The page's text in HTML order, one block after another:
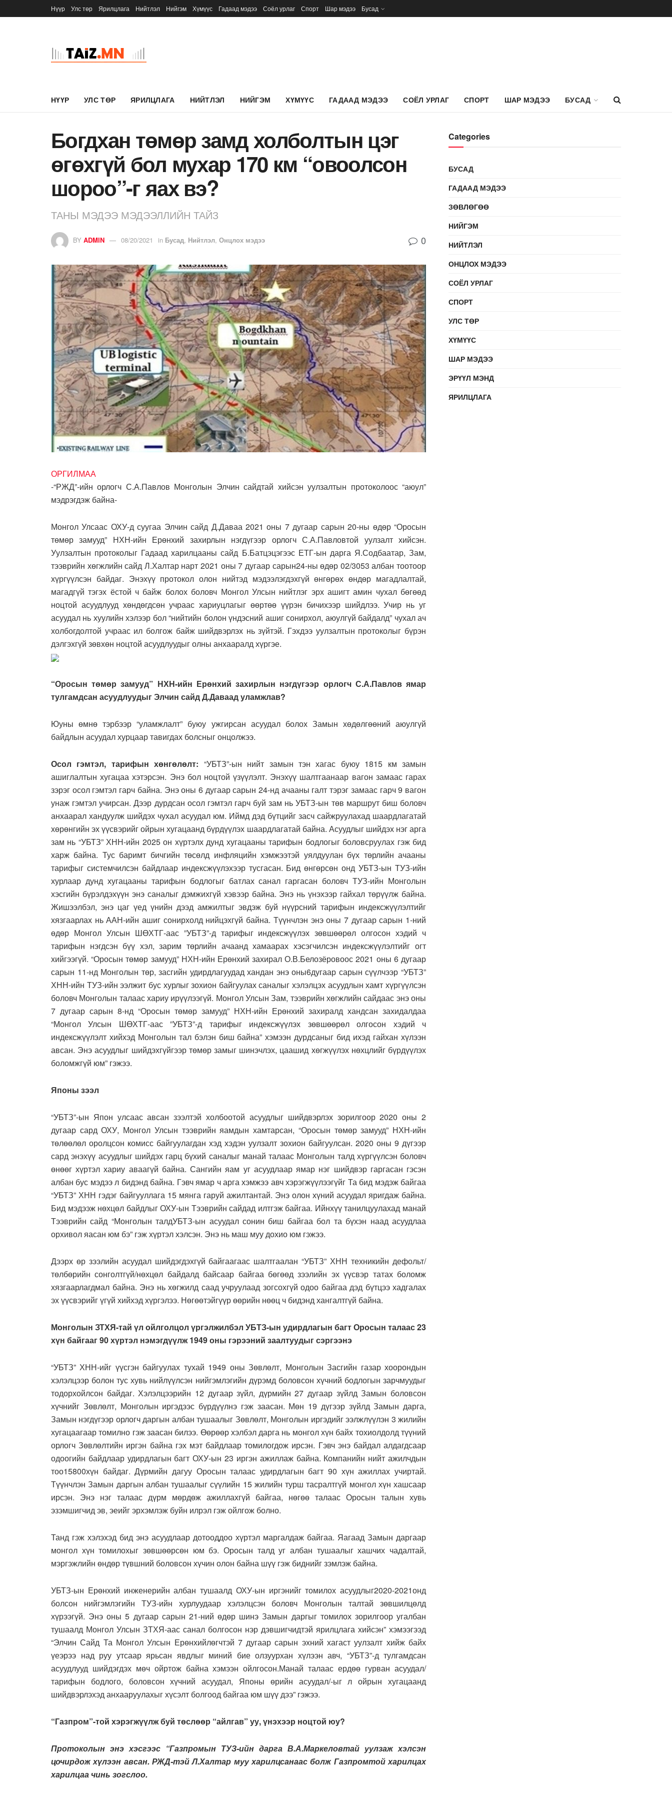
Нүүр Улс төр Ярилцлага Нийтлэл Нийгэм Хүмүүс Гадаад мэдээ Соёл урлаг Спорт Шар мэдээ Бусад
НҮҮР УЛС ТӨР ЯРИЛЦЛАГА НИЙТЛЭЛ НИЙГЭМ ХҮМҮҮС ГАДААД МЭДЭЭ СОЁЛ УРЛАГ СПОРТ ШАР МЭДЭЭ БУСАД
Богдхан төмөр замд холболтын цэг
өгөхгүй бол мухар 170 км “овоолсон
шороо”-г яах вэ?
ТАНЫ МЭДЭЭ МЭДЭЭЛЛИЙН ТАЙЗ
BY ADMIN 08/20/2021 in Бусад, Нийтлэл, Онцлох мэдээ 0
ОРГИЛМАА
-“РЖД”-ийн орлогч С.А.Павлов Монголын Элчин сайдтай хийсэн уулзалтын протоколоос “аюул”
мэдрэгдэж байна-
Монгол Улсаас ОХУ-д суугаа Элчин сайд Д.Даваа 2021 оны 7 дугаар сарын 20-ны өдөр “Оросын
төмөр замууд” НХН-ийн Ерөнхий захирлын нэгдүгээр орлогч С.А.Павловтой уулзалт хийсэн.
Уулзалтын протоколыг Гадаад харилцааны сайд Б.Батцэцэгээс ЕТГ-ын дарга Я.Содбаатар, Зам,
тээврийн хөгжлийн сайд Л.Халтар нарт 2021 оны 7 дугаар сарын24-ны өдөр 02/3053 албан тоотоор
хүргүүлсэн байдаг. Энэхүү протокол олон нийтэд мэдээлэгдэхгүй өнгөрөх өндөр магадлалтай,
магадгүй тэгэх ёстой ч байж болох боловч Монгол Улсын нийтлэг эрх ашигт амин чухал бөгөөд
ноцтой асуудлууд хөндөгдсөн учраас хариуцлагыг өөртөө үүрэн бичихээр шийдлээ. Учир нь уг
асуудал нь хуулийн хэлээр бол “нийтийн болон үндэсний ашиг сонирхол, аюулгүй байдалд” чухал ач
холбогдолтой учраас ил болгож байж шийдвэрлэх нь зүйтэй. Гэхдээ уулзалтын протоколыг бүрэн
дэлгэхгүй зөвхөн ноцтой асуудлуудыг олны анхааралд хүргэе.
“Оросын төмөр замууд” НХН-ийн Ерөнхий захирлын нэгдүгээр орлогч С.А.Павлов ямар
тулгамдсан асуудлуудыг Элчин сайд Д.Даваад уламжлав?
Юуны өмнө тэрбээр “уламжлалт” буюу ужгирсан асуудал болох Замын хөдөлгөөний аюулгүй
байдлын асуудал хурцаар тавигдах болсныг онцолжээ.
Осол гэмтэл, тарифын хөнгөлөлт: “УБТЗ”-ын нийт замын тэн хагас буюу 1815 км замын
ашиглалтын хугацаа хэтэрсэн. Энэ бол ноцтой үзүүлэлт. Энэхүү шалтгаанаар вагон замаас гарах
зэрэг осол гэмтэл гарч байна. Энэ оны 6 дугаар сарын 24-нд ачааны галт тэрэг замаас гарч 9 вагон
унаж гэмтэл учирсан. Дээр дурдсан осол гэмтэл гарч буй зам нь УБТЗ-ын төв маршрут биш боловч
анхаарал хандуулж шийдэх чухал асуудал юм. Иймд дэд бүтцийг засч сайжруулахад шаардлагатай
хөрөнгийн эх үүсвэрийг ойрын хугацаанд бүрдүүлэх шаардлагатай байна. Асуудлыг шийдэх нэг арга
зам нь “УБТЗ” ХНН-ийн 2025 он хүртэлх дунд хугацааны тарифын бодлогыг боловсруулах гэж бид
харж байна. Тус баримт бичгийн төсөлд инфляцийн хэмжээтэй уялдуулан бүх төрлийн ачааны
тарифыг системчилсэн байдлаар индексжүүлэхээр тусгасан. Бид өнгөрсөн онд УБТЗ-ын ТУЗ-ийн
хурлаар дунд хугацааны тарифын бодлогыг батлах санал гаргасан боловч ТУЗ-ийн Монголын
хэсгийн бүрэлдэхүүн энэ саналыг дэмжихгүй хэвээр байна. Энэ нь үнэхээр гайхал төрүүлж байна.
Жишээлбэл, энэ цаг үед үнийн дээд амжилтыг эвдэж буй нүүрсний тарифын индексжүүлэлтийг
хязгаарлах нь ААН-ийн ашиг сонирхолд нийцэхгүй байна. Түүнчлэн энэ оны 7 дугаар сарын 1-ний
өдөр Монгол Улсын ШӨХТГ-аас ”УБТЗ”-д тарифыг индексжүүлэх зөвшөөрөл олгосон хэдий ч
тарифын нэгдсэн бүү хэл, зарим төрлийн ачаанд хамаарах хэсэгчилсэн индексжүүлэлтийг огт
хийгээгүй. “Оросын төмөр замууд” НХН-ийн Ерөнхий захирал О.В.Белозёровоос 2021 оны 6 дугаар
сарын 11-нд Монголын төр, засгийн удирдлагуудад хандан энэ оны6дугаар сарын сүүлчээр “УБТЗ”
ХНН-ийн ТУЗ-ийн ээлжит бус хурлыг зохион байгуулах саналыг хэлэлцэх асуудлын хамт хүргүүлсэн
боловч Монголын талаас хариу ирүүлээгүй. Монгол Улсын Зам, тээврийн хөгжлийн сайдаас энэ оны
7 дугаар сарын 8-нд “Оросын төмөр замууд” НХН-ийн Ерөнхий захиралд хандсан захидалдаа
“Монгол Улсын ШӨХТГ-аас ”УБТЗ”-д тарифыг индексжүүлэх зөвшөөрөл олгосон хэдий ч
индексжүүлэлт хийхэд Монголын тал бэлэн биш байна” хэмээн дурдсаныг бид ихэд гайхан хүлээн
авсан. Энэ асуудлыг шийдэхгүйгээр төмөр замыг шинэчлэх, цаашид хөгжүүлэх нөхцлийг бүрдүүлэх
боломжгүй юм” гэжээ.
Японы зээл
“УБТЗ”-ын Япон улсаас авсан зээлтэй холбоотой асуудлыг шийдвэрлэх зорилгоор 2020 оны 2
дугаар сард ОХУ, Монгол Улсын тээврийн яамдын хамтарсан, “Оросын төмөр замууд” НХН-ийн
төлөөлөл оролцсон комисс байгуулагдан хэд хэдэн уулзалт зохион байгуулсан. 2020 оны 9 дүгээр
сард энэхүү асуудлыг шийдэх гарц бүхий саналыг манай талаас Монголын талд хүргүүлсэн боловч
өнөөг хүртэл хариу аваагүй байна. Сангийн яам уг асуудлаар ямар нэг шийдвэр гаргасан гэсэн
албан бус мэдээ л бидэнд байна. Гэвч ямар ч арга хэмжээ авч хэрэгжүүлээгүйг Та бид мэдэж байгаа
“УБТЗ” ХНН гэдэг байгууллага 15 мянга гаруй ажилтантай. Энэ олон хүний асуудал яригдаж байна.
Бид мэдээж нөхцөл байдлыг ОХУ-ын Тээврийн сайдад илтгэж байгаа. Ийнхүү танилцуулахад манай
Тээврийн сайд “Монголын талдУБТЗ-ын асуудал сонин биш байгаа бол та бүхэн наад асуудлаа
орхивол яасан юм бэ” гэж хүртэл хэлсэн. Энэ нь маш муу дохио юм гэжээ.
Дээрх өр зээлийн асуудал шийдэгдэхгүй байгаагаас шалтгаалан “УБТЗ” ХНН техникийн дефольт/
төлбөрийн сонголтгүй/нөхцөл байдалд байсаар байгаа бөгөөд зээлийн эх үүсвэр татах боломж
хязгаарлагдмал байна. Энэ нь хөгжилд саад учруулаад зогсохгүй одоо байгаа дэд бүтцээ хадгалах
эх үүсвэрийг үгүй хийхэд хүргэлээ. Нөгөөтэйгүүр өөрийн нөөц ч бидэнд хангалтгүй байна.
Монголын ЗТХЯ-тай үл ойлголцол үргэлжилбэл УБТЗ-ын удирдлагын багт Оросын талаас 23
хүн байгааг 90 хүртэл нэмэгдүүлж 1949 оны гэрээний заалтуудыг сэргээнэ
“УБТЗ” ХНН-ийг үүсгэн байгуулах тухай 1949 оны Зөвлөлт, Монголын Засгийн газар хоорондын
хэлэлцээр болон тус хувь нийлүүлсэн нийгэмлэгийн дүрэмд боловсон хүчний бодлогын зарчмуудыг
тодорхойлсон байдаг. Хэлэлцээрийн 12 дугаар зүйл, дүрмийн 27 дугаар зүйлд Замын боловсон
хүчнийг Зөвлөлт, Монголын иргэдээс бүрдүүлнэ гэж заасан. Мөн 19 дүгээр зүйлд Замын дарга,
Замын нэгдүгээр орлогч даргын албан тушаалыг Зөвлөлт, Монголын иргэдийг ээлжлүүлэн 3 жилийн
хугацаагаар томилно гэж заасан билээ. Өөрөөр хэлбэл дарга нь монгол хүн байх тохиолдолд түүний
орлогч Зөвлөлтийн иргэн байна гэх мэт байдлаар томилогдож ирсэн. Гэвч энэ байдал алдагдсаар
одоогийн байдлаар удирдлагын багт ОХУ-ын 23 иргэн ажиллаж байна. Компанийн нийт ажилчдын
тоо15800хүн байдаг. Дүрмийн дагуу Оросын талаас удирдлагын багт 90 хүн ажиллах учиртай.
Түүнчлэн Замын даргын албан тушаалыг сүүлийн 15 жилийн турш тасралтгүй монгол хүн хашсаар
ирсэн. Энэ нэг талаас дүрм мөрдөж ажиллахгүй байгаа, нөгөө талаас Оросын талын хувь
эзэмшигчид эв, эеийг эрхэмлэж буйн илрэл гэж ойлгож болно.
Танд гэж хэлэхэд бид энэ асуудлаар дотооддоо хүртэл маргалдаж байгаа. Яагаад Замын даргаар
монгол хүн томилохыг зөвшөөрсөн юм бэ. Оросын талд уг албан тушаалыг хашчих чадалтай,
мэргэжлийн өндөр түвшний боловсон хүчин олон байна шүү гэж биднийг зэмлэж байна.
УБТЗ-ын Ерөнхий инженерийн албан тушаалд ОХУ-ын иргэнийг томилох асуудлыг2020-2021онд
болсон нийгэмлэгийн ТУЗ-ийн хурлуудаар хэлэлцсэн боловч Монголын талтай зөвшилцөлд
хүрээгүй. Энэ оны 5 дугаар сарын 21-ний өдөр шинэ Замын даргыг томилох зорилгоор угалбан
тушаалд Монгол Улсын ЗТХЯ-аас санал болгосон нэр дэвшигчидтэй ярилцлага хийсэн” хэмээгээд
“Элчин Сайд Та Монгол Улсын Ерөнхийлөгчтэй 7 дугаар сарын эхний хагаст уулзалт хийж байх
үеэрээ над руу утсаар ярьсан явдлыг миний бие олзуурхан хүлээн авч, “УБТЗ”-д тулгамдсан
асуудлууд шийдэгдэх мөч ойртож байна хэмээн ойлгосон.Манай талаас ердөө гурван асуудал/
тарифын бодлого, боловсон хүчний асуудал, Японы өрийн асуудал/-ыг л ойрын хугацаанд
шийдвэрлэхэд анхааруулахыг хүсэлт болгоод байгаа юм шүү дээ” гэжээ.
“Газпром”-той хэрэгжүүлж буй төслөөр “айлгав” уу, үнэхээр ноцтой юу?
Протоколын энэ хэсгээс “Газпромын ТУЗ-ийн дарга В.А.Маркеловтай уулзаж хэлсэн
цочирдож хүлээн авсан. РЖД-тэй Л.Халтар муу харилцсанаас болж Газпромтой харилцах
харилцаа чинь зогслоо.
Categories
БУСАД
ГАДААД МЭДЭЭ
ЗӨВЛӨГӨӨ
НИЙГЭМ
НИЙТЛЭЛ
ОНЦЛОХ МЭДЭЭ
СОЁЛ УРЛАГ
СПОРТ
УЛС ТӨР
ХҮМҮҮС
ШАР МЭДЭЭ
ЭРҮҮЛ МЭНД
ЯРИЛЦЛАГА